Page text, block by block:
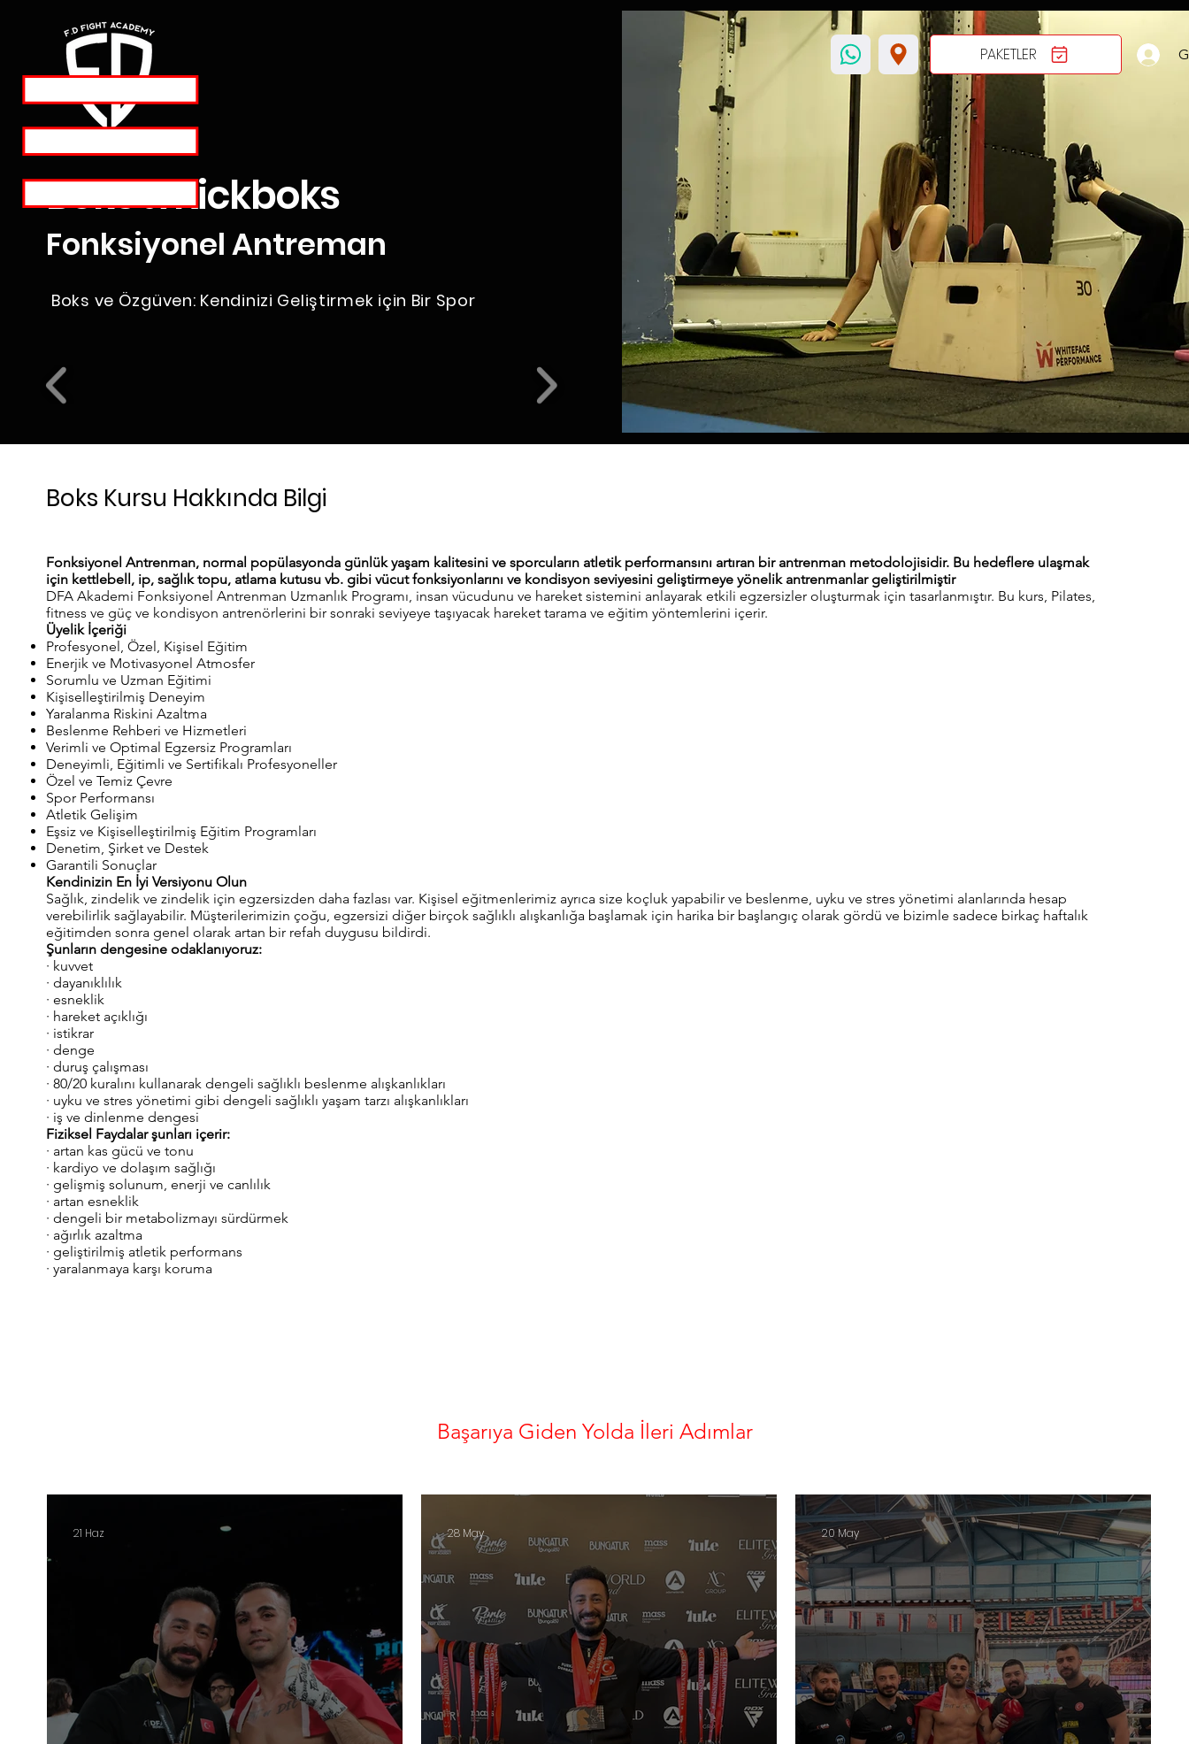
PAKETLER
Boks & Kickboks
Fonksiyonel Antreman
Boks ve Özgüven: Kendinizi Geliştirmek için Bir Spor
Boks Kursu Hakkında Bilgi
Fonksiyonel Antrenman, normal popülasyonda günlük yaşam kalitesini ve sporcuların atletik performansını artıran bir antrenman metodolojisidir. Bu hedeflere ulaşmak
için kettlebell, ip, sağlık topu, atlama kutusu vb. gibi vücut fonksiyonlarını ve kondisyon seviyesini geliştirmeye yönelik antrenmanlar geliştirilmiştir
DFA Akademi Fonksiyonel Antrenman Uzmanlık Programı, insan vücudunu ve hareket sistemini anlayarak etkili egzersizler oluşturmak için tasarlanmıştır. Bu kurs, Pilates,
fitness ve güç ve kondisyon antrenörlerini bir sonraki seviyeye taşıyacak hareket tarama ve eğitim yöntemlerini içerir.
Üyelik İçeriği
Profesyonel, Özel, Kişisel Eğitim
Enerjik ve Motivasyonel Atmosfer
Sorumlu ve Uzman Eğitimi
Kişiselleştirilmiş Deneyim
Yaralanma Riskini Azaltma
Beslenme Rehberi ve Hizmetleri
Verimli ve Optimal Egzersiz Programları
Deneyimli, Eğitimli ve Sertifikalı Profesyoneller
Özel ve Temiz Çevre
Spor Performansı
Atletik Gelişim
Eşsiz ve Kişiselleştirilmiş Eğitim Programları
Denetim, Şirket ve Destek
Garantili Sonuçlar
Kendinizin En İyi Versiyonu Olun
Sağlık, zindelik ve zindelik için egzersizden daha fazlası var. Kişisel eğitmenlerimiz ayrıca size koçluk yapabilir ve beslenme, uyku ve stres yönetimi alanlarında hesap
verebilirlik sağlayabilir. Müşterilerimizin çoğu, egzersizi diğer birçok sağlıklı alışkanlığa başlamak için harika bir başlangıç ​​olarak gördü ve bizimle sadece birkaç haftalık
eğitimden sonra genel olarak artan bir refah duygusu bildirdi.
Şunların dengesine odaklanıyoruz:
· kuvvet
· dayanıklılık
· esneklik
· hareket açıklığı
· istikrar
· denge
· duruş çalışması
· 80/20 kuralını kullanarak dengeli sağlıklı beslenme alışkanlıkları
· uyku ve stres yönetimi gibi dengeli sağlıklı yaşam tarzı alışkanlıkları
· iş ve dinlenme dengesi
Fiziksel Faydalar şunları içerir:
· artan kas gücü ve tonu
· kardiyo ve dolaşım sağlığı
· gelişmiş solunum, enerji ve canlılık
· artan esneklik
· dengeli bir metabolizmayı sürdürmek
· ağırlık azaltma
· geliştirilmiş atletik performans
· yaralanmaya karşı koruma
Başarıya Giden Yolda İleri Adımlar
21 Haz 28 May 20 May